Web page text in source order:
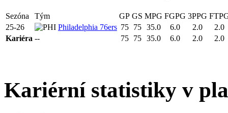
Sezóna Tým GP GS MPG FGPG 3PPG
25-26
Philadelphia 76ers 75 75 35.0 6.0 2.0
2.0
Kariéra -- 75 75 35.0 6.0 2.0 2.0
Kariérní statistiky v